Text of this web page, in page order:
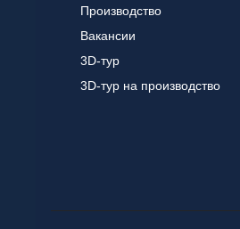
Производство
Вакансии
3D-тур
3D-тур на производство